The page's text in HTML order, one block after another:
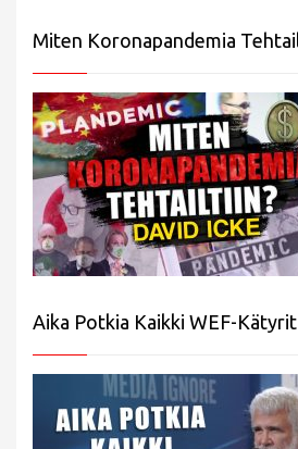
Miten Koronapandemia
Aika Potkia Kaikki WEF-